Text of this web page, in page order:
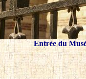
Entrée du